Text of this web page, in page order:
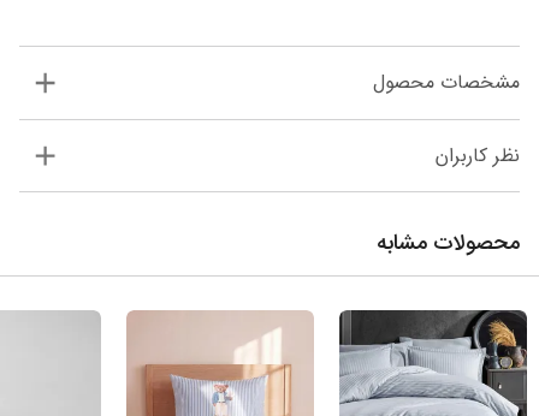
مشخصات محصول
نظر کاربران
محصولات مشابه